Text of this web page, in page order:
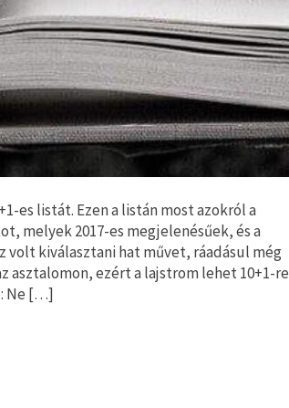
es listát. Ezen a listán most azokról a
melyek 2017-es megjelenésűek, és a
volt kiválasztani hat művet, ráadásul még
asztalomon, ezért a lajstrom lehet 10+1-re
Ne […]